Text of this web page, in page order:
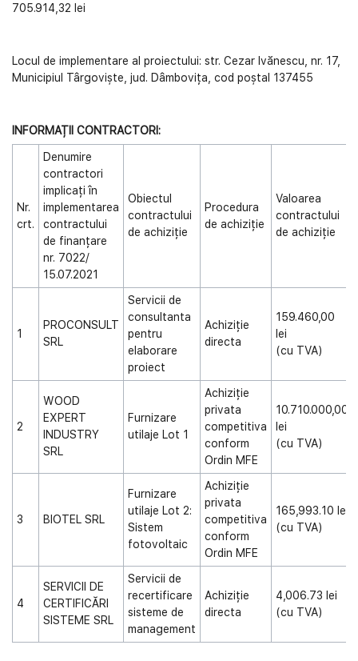
705.914,32 lei
Locul de implementare al proiectului: str. Cezar Ivănescu, nr. 17,
Municipiul Târgoviște, jud. Dâmbovița, cod poștal 137455
INFORMAȚII CONTRACTORI:
Nr.
crt.
Denumire
contractori
implicați în
implementarea
contractului
de finanțare
nr. 7022/
15.07.2021
Obiectul
contractului
de achiziție
Procedura
de achiziție
Valoarea
contractului
de achiziție
1
PROCONSULT
SRL
Servicii de
consultanta
pentru
elaborare
proiect
Achiziție
directa
159.460,00
lei
(cu TVA)
2
WOOD
EXPERT
INDUSTRY
SRL
Furnizare
utilaje Lot 1
Achiziție
privata
competitiva
conform
Ordin MFE
10.710.000,00
lei
(cu TVA)
3 BIOTEL SRL
Furnizare
utilaje Lot 2:
Sistem
fotovoltaic
Achiziție
privata
competitiva
conform
Ordin MFE
165,993.10 lei
(cu TVA)
4
SERVICII DE
CERTIFICĂRI
SISTEME SRL
Servicii de
recertificare
sisteme de
management
Achiziție
directa
4,006.73 lei
(cu TVA)